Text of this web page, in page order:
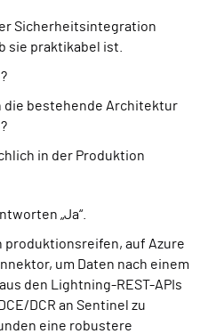
Sicherheitsintegration
sie praktikabel ist.
die bestehende Architektur
in der Produktion
„Ja“.
produktionsreifen, auf Azure
um Daten nach einem
den Lightning-REST-APIs
DCR an Sentinel zu
eine robustere